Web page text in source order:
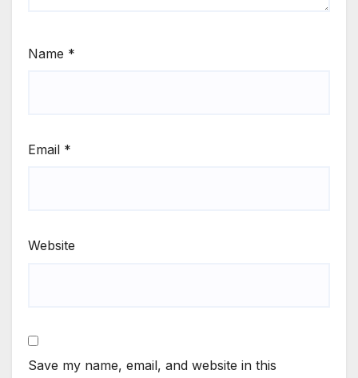
Name *
Email *
Website
Save my name, email, and website in this